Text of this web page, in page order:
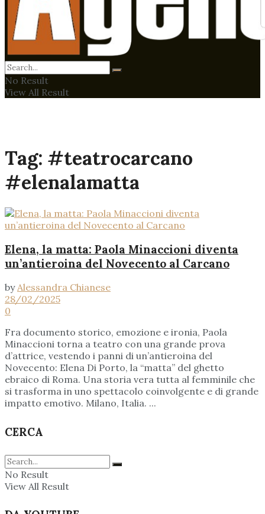
No Result
View All Result
Tag: #teatrocarcano
#elenalamatta
Elena, la matta: Paola Minaccioni diventa
un’antieroina del Novecento al Carcano
by Alessandra Chianese
28/02/2025
0
Fra documento storico, emozione e ironia, Paola
Minaccioni torna a teatro con una grande prova
d’attrice, vestendo i panni di un’antieroina del
Novecento: Elena Di Porto, la “matta” del ghetto
ebraico di Roma. Una storia vera tutta al femminile che
si trasforma in uno spettacolo coinvolgente e di grande
impatto emotivo. Milano, Italia. ...
CERCA
No Result
View All Result